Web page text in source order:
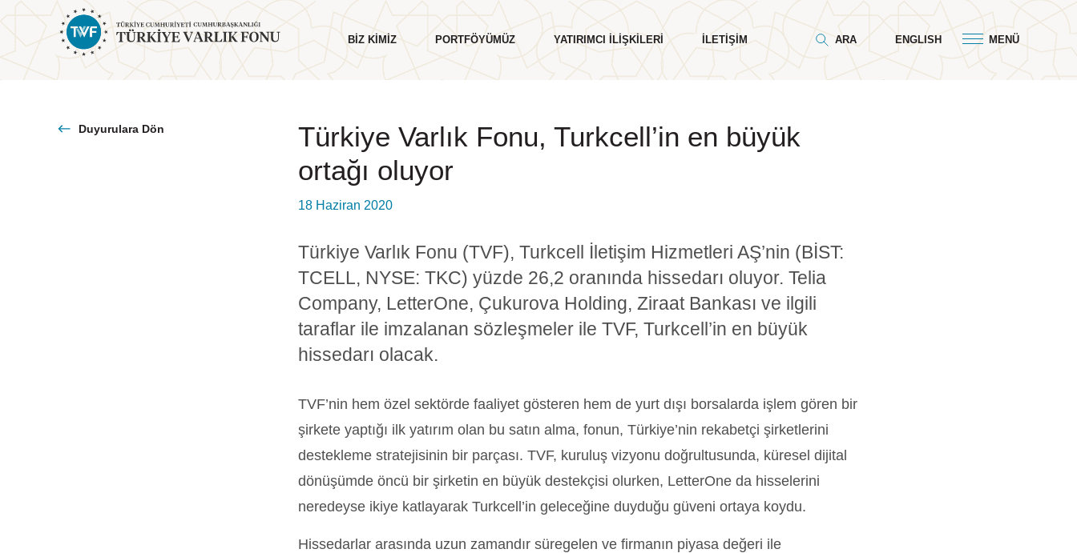
BIZ KIMIZ PORTFÖYÜMÜZ YATIRIMCI İLIŞKILERI İLETIŞIM ARA ENGLISH MENÜ
Kurumsal Yönetim
Değerlerimiz
İnsan Kaynakları
Politikalarımız
Sürdürülebilirlik
Duyurulara Dön
Türkiye Varlık Fonu, Turkcell’in en büyük
ortağı oluyor
18 Haziran 2020
Türkiye Varlık Fonu (TVF), Turkcell İletişim Hizmetleri AŞ’nin (BİST:
TCELL, NYSE: TKC) yüzde 26,2 oranında hissedarı oluyor. Telia
Company, LetterOne, Çukurova Holding, Ziraat Bankası ve ilgili
taraflar ile imzalanan sözleşmeler ile TVF, Turkcell’in en büyük
hissedarı olacak.
TVF’nin hem özel sektörde faaliyet gösteren hem de yurt dışı borsalarda işlem gören bir
şirkete yaptığı ilk yatırım olan bu satın alma, fonun, Türkiye’nin rekabetçi şirketlerini
destekleme stratejisinin bir parçası. TVF, kuruluş vizyonu doğrultusunda, küresel dijital
dönüşümde öncü bir şirketin en büyük destekçisi olurken, LetterOne da hisselerini
neredeyse ikiye katlayarak Turkcell’in geleceğine duyduğu güveni ortaya koydu.
Hissedarlar arasında uzun zamandır süregelen ve firmanın piyasa değeri ile